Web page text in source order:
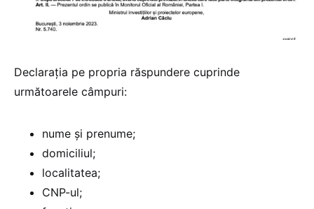
Declarația pe propria răspundere cuprinde
următoarele câmpuri:
nume și prenume;
domiciliul;
localitatea;
CNP-ul;